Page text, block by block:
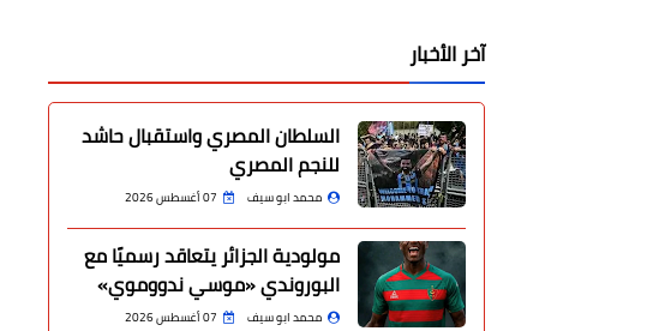
آخر الأخبار
السلطان المصري واستقبال حاشد
للنجم المصري
محمد ابو سيف 07 أغسطس 2026
مولودية الجزائر يتعاقد رسميًا مع
البوروندي «موسي ندووموي»
محمد ابو سيف 07 أغسطس 2026